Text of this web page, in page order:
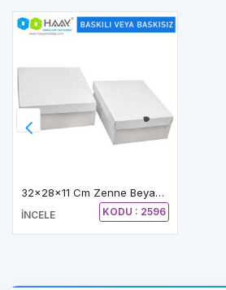
32x28x11 Cm Zenne Beyaz Bot Kutusu
İNCELE KODU : 2596